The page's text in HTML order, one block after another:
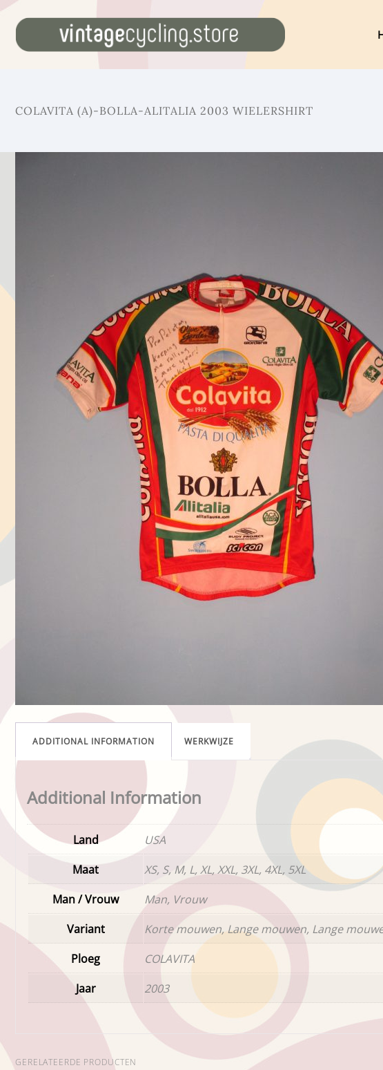
COLAVITA (A)-BOLLA-ALITALIA 2003 WIELERSHIRT
ADDITIONAL INFORMATION WERKWIJZE
Additional Information
Land
USA
Maat
XS, S, M, L, XL, XXL, 3XL, 4XL, 5XL
Man / Vrouw
Man, Vrouw
Variant
Korte mouwen, Lange mouwen, Lange
Ploeg
COLAVITA
Jaar
2003
GERELATEERDE PRODUCTEN